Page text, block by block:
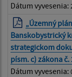
Dátum vyvesenia:
„Územný
Banskobystrický
strategickom
písm. c) zákona č.
Dátum vyvesenia: